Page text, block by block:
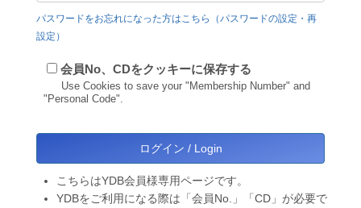
パスワードをお忘れになった方はこちら（パスワードの設定・再
設定）
会員No、CDをクッキーに保存する
Use Cookies to save your "Membership Number" and
"Personal Code".
こちらはYDB会員様専用ページです。
YDBをご利用になる際は「会員No.」「CD」が必要で